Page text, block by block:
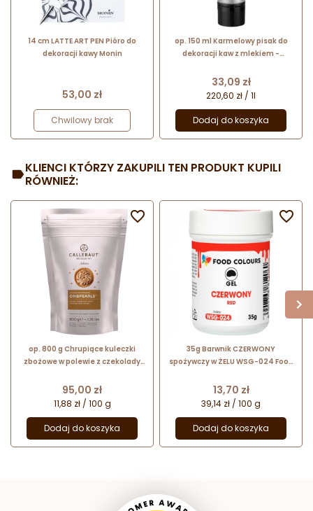
14 cm LATTE ART PEN Pióro do
dekoracji kawy Monin
Cena
53,00 zł
Chwilowy brak
op. 150 ml Karmelowy pisak do
dekoracji kaw z mlekiem -
Cena
33,09 zł
220,60 zł / 1l
Dodaj do koszyka
KLIENCI KTÓRZY ZAKUPILI TEN PRODUKT KUPILI
RÓWNIEŻ:
op. 800 g Chrupiące kuleczki
zbożowe w polewie z czekolady
Caramel Crispearls™ Callebaut
Cena
95,00 zł
11,88 zł / 100 g
Dodaj do koszyka

35g Barwnik CZERWONY
spożywczy w ŻELU WSG-024 Food
Cena
13,70 zł
39,14 zł / 100 g
Dodaj do koszyka
